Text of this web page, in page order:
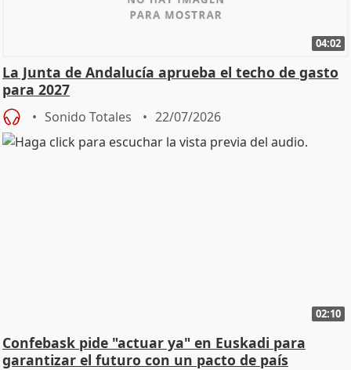
04:02
La Junta de Andalucía aprueba el techo de gasto
para 2027
Sonido Totales 22/07/2026
02:10
Confebask pide "actuar ya" en Euskadi para
garantizar el futuro con un pacto de país